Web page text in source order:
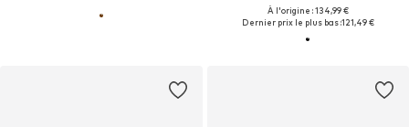
À l'origine : 134,99 €
Dernier prix le plus bas :121,49 €